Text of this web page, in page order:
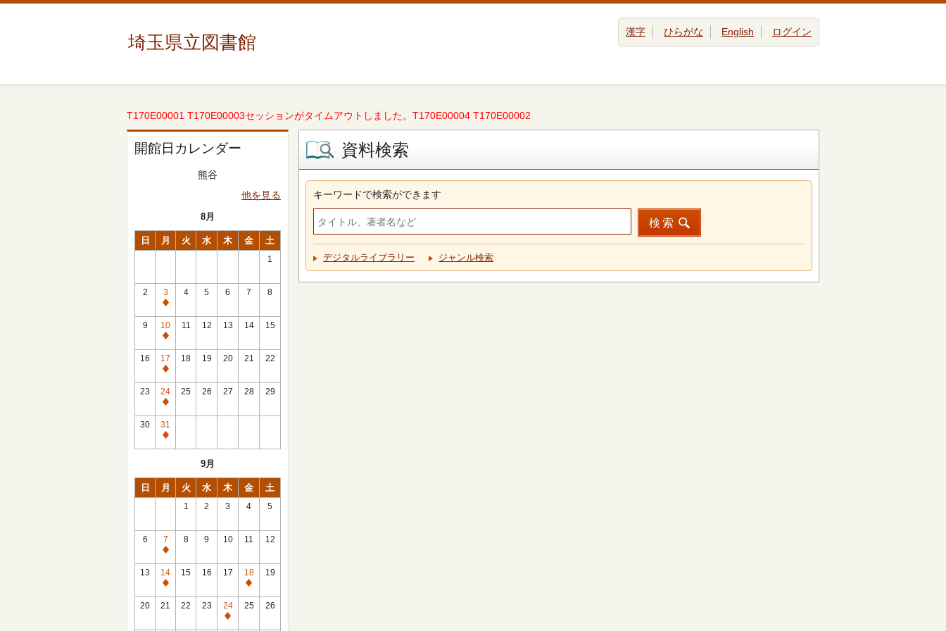
埼玉県立図書館 漢字 ひらがな English ログイン
T170E00001 T170E00003セッションがタイムアウトしました。T170E00004 T170E00002
開館日カレンダー
熊谷
他を見る
8月
日 月 火 水 木 金 土
1
2
3
休
館
日
4 5 6 7 8
9
10
休
館
日
11 12 13 14 15
16
17
休
館
日
18 19 20 21 22
23
24
休
館
日
25 26 27 28 29
30
31
休
9月
日 月 火 水 木 金 土
1 2 3 4 5
6
7
休
館
日
8 9 10 11 12
13
14
休
館
15 16 17
18
休
館
19
20 21 22 23
24
休
25 26
資料検索
キーワードで検索ができます
検索
デジタルライブラリー ジャンル検索